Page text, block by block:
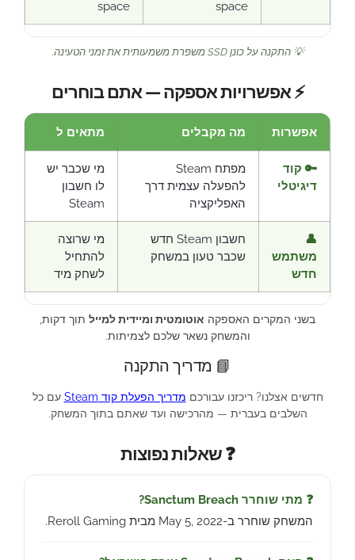
space
space
💡 התקנה על כונן SSD משפרת משמעותית את זמני הטעינה.
⚡ אפשרויות אספקה — אתם בוחרים
אפשרות מה מקבלים מתאים ל
🔑 קוד
דיגיטלי
מפתח Steam
להפעלה עצמית דרך
האפליקציה
מי שכבר יש
לו חשבון
Steam
👤
משתמש
חדש
חשבון Steam חדש
שכבר טעון במשחק
מי שרוצה
להתחיל
לשחק מיד
בשני המקרים האספקה אוטומטית ומיידית למייל תוך דקות,
והמשחק נשאר שלכם לצמיתות.
📘 מדריך התקנה
חדשים אצלנו? ריכזנו עבורכם מדריך הפעלת קוד Steam
עם כל
השלבים בעברית — מהרכישה ועד שאתם בתוך המשחק.
❓ שאלות נפוצות
❓ מתי שוחרר Sanctum Breach?
המשחק שוחרר ב-May 5, 2022 מבית Reroll Gaming.